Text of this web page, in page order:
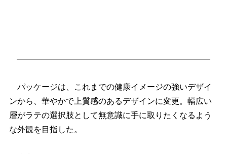
パッケージは、これまでの健康イメージの強いデザイ
ンから、華やかで上質感のあるデザインに変更。幅広い
層がラテの選択肢として無意識に手に取りたくなるよう
な外観を目指した。